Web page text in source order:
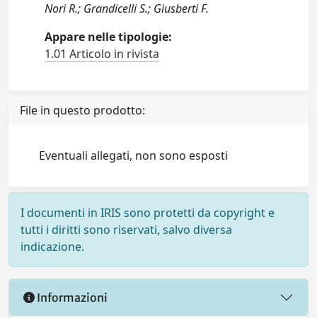
Nori R.; Grandicelli S.; Giusberti F.
Appare nelle tipologie:
1.01 Articolo in rivista
File in questo prodotto:
Eventuali allegati, non sono esposti
I documenti in IRIS sono protetti da copyright e
tutti i diritti sono riservati, salvo diversa
indicazione.
Informazioni